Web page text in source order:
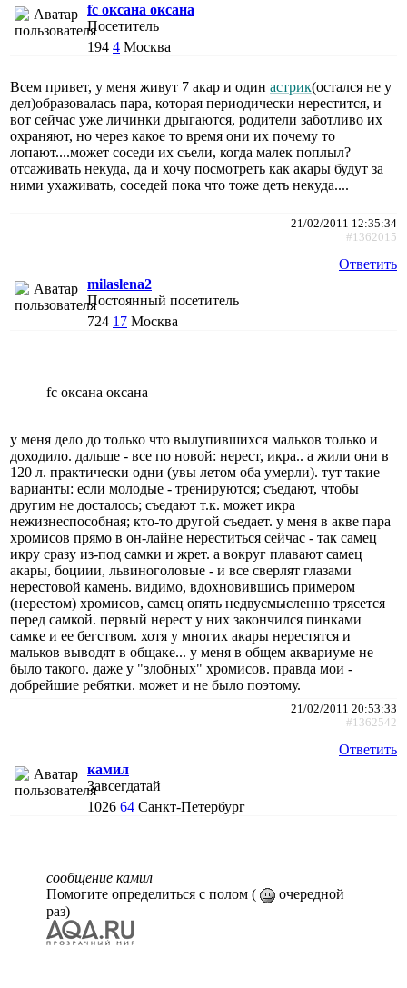
fc оксана оксана
Посетитель
194 4 Москва
Всем привет, у меня живут 7 акар и один астрик(остался не у
дел)образовалась пара, которая периодически нерестится, и
вот сейчас уже личинки дрыгаются, родители заботливо их
охраняют, но через какое то время они их почему то
лопают....может соседи их съели, когда малек поплыл?
отсаживать некуда, да и хочу посмотреть как акары будут за
ними ухаживать, соседей пока что тоже деть некуда....
21/02/2011 12:35:34
#1362015
Ответить
milaslena2
Постоянный посетитель
724 17 Москва
fc оксана оксана
у меня дело до только что вылупившихся мальков только и
доходило. дальше - все по новой: нерест, икра.. а жили они в
120 л. практически одни (увы летом оба умерли). тут такие
варианты: если молодые - тренируются; съедают, чтобы
другим не досталось; съедают т.к. может икра
нежизнеспособная; кто-то другой съедает. у меня в акве пара
хромисов прямо в он-лайне нереститься сейчас - так самец
икру сразу из-под самки и жрет. а вокруг плавают самец
акары, боциии, львиноголовые - и все сверлят глазами
нерестовой камень. видимо, вдохновившись примером
(нерестом) хромисов, самец опять недвусмысленно трясется
перед самкой. первый нерест у них закончился пинками
самке и ее бегством. хотя у многих акары нерестятся и
мальков выводят в общаке... у меня в общем аквариуме не
было такого. даже у "злобных" хромисов. правда мои -
добрейшие ребятки. может и не было поэтому.
21/02/2011 20:53:33
#1362542
Ответить
камил
Завсегдатай
1026 64 Санкт-Петербург
сообщение камил
Помогите определиться с полом (
очередной
раз)